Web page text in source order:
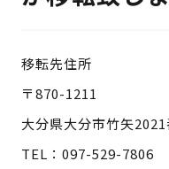
移転先住所
〒870-1211
大分県大分市竹矢
TEL：097-529-7806